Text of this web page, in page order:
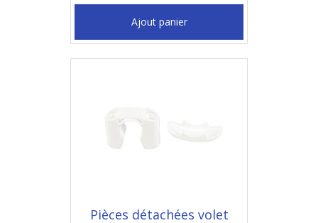
Ajout panier
Pièces détachées volet